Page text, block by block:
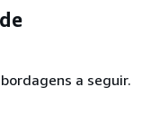
a seguir.